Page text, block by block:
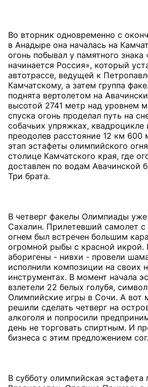
Во вторник одновременно с
в Анадыре она началась на
огонь побывал у памятного знака
начинается Россия», который
автотрассе, ведущей к
Камчатскому, а затем группа
поднята вертолетом на
высотой 2741 метр над уровнем
спуска огонь проделал путь на
собачьих упряжках,
преодолев расстояние 12 км 600
этап эстафеты олимпийского
столице Камчатского края, где
доставлен по водам Авачинской
Три брата.
В четверг факелы Олимпиады
Сахалин. Прилетевший самолет
огнем был встречен большим
огромной рыбы с красной икрой.
аборигены - нивхи - провели
исполнили композиции на своих
инструментах. В момент начала
взлетели 22 белых голубя,
Олимпийские игры в Сочи. А вот
решили сделать четверг на
алкоголя и попросили
день не торговать спиртным. И
бизнеса с этим предложением
В субботу олимпийская эстафета